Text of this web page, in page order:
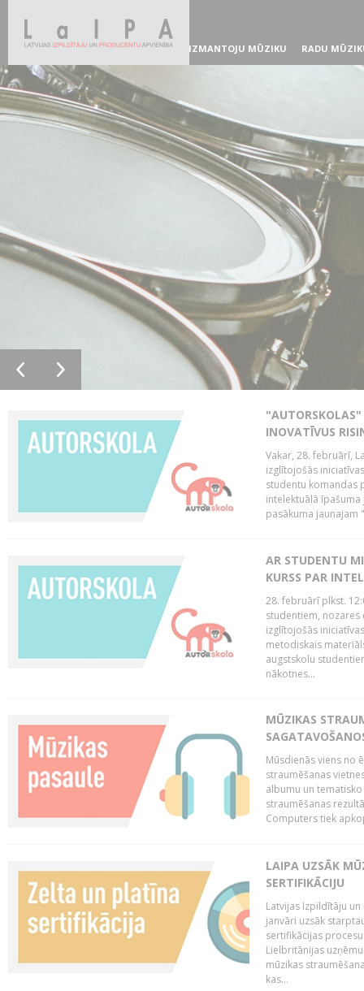
IZMANTOJU MŪZIKU RADU
INOVATĪVUS
Vakar, 28. februārī,
izglītojošās
studentu komandas
intelektuālā
pasākuma jaunajam
AR STUDENTU
KURSS PAR
28. februārī plkst.
studentiem,
izglītojošās
metodiskais
augstskolu
nākotnes...
MŪZIKAS
Mūsdienās viens no
straumēšanas
albumu un
straumēšanas
Computers tiek
LAIPA UZSĀK
SERTIFIKĀCIJU
Latvijas Izpildītāju
janvāri uzsāk
sertifikācijas
Lielbritānijas
mūzikas
kas...